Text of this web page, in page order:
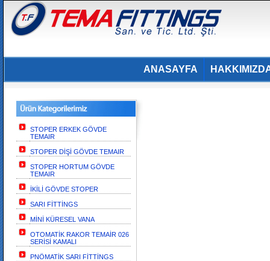
ANASAYFA
STOPER ERKEK GÖVDE
TEMAIR
STOPER DİŞİ GÖVDE TEMAIR
STOPER HORTUM GÖVDE
TEMAIR
İKİLİ GÖVDE STOPER
SARI FİTTİNGS
MİNİ KÜRESEL VANA
OTOMATİK RAKOR TEMAİR 026
SERİSİ KAMALI
PNÖMATİK SARI FİTTİNGS